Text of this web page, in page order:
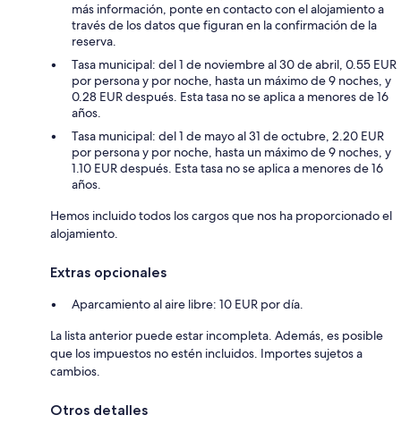
más información, ponte en contacto con el alojamiento a
través de los datos que figuran en la confirmación de la
reserva.
Tasa municipal: del 1 de noviembre al 30 de abril, 0.55 EUR
por persona y por noche, hasta un máximo de 9 noches, y
0.28 EUR después. Esta tasa no se aplica a menores de 16
años.
Tasa municipal: del 1 de mayo al 31 de octubre, 2.20 EUR
por persona y por noche, hasta un máximo de 9 noches, y
1.10 EUR después. Esta tasa no se aplica a menores de 16
años.
Hemos incluido todos los cargos que nos ha proporcionado el
alojamiento.
Extras opcionales
Aparcamiento al aire libre: 10 EUR por día.
La lista anterior puede estar incompleta. Además, es posible
que los impuestos no estén incluidos. Importes sujetos a
cambios.
Otros detalles